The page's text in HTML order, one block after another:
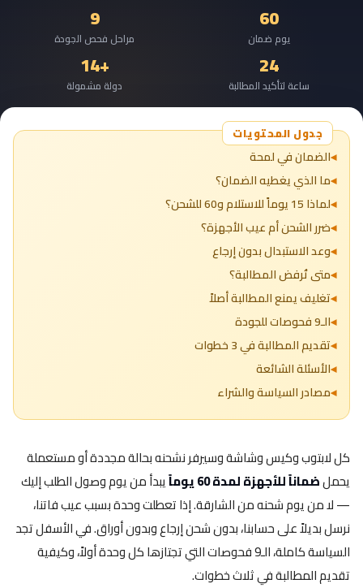
60
يوم ضمان
9
مراحل فحص الجودة
24
ساعة لتأكيد المطالبة
+14
دولة مشمولة
الضمان في لمحة
ما الذي يغطيه الضمان؟
لماذا 15 يوماً للاستلام و60 للشحن؟
ضرر الشحن أم عيب الأجهزة؟
وعد الاستبدال بدون إرجاع
متى تُرفض المطالبة؟
تغليف يمنع المطالبة أصلاً
الـ9 فحوصات للجودة
تقديم المطالبة في 3 خطوات
الأسئلة الشائعة
مصادر السياسة والشراء
كل لابتوب وكيس وشاشة وسيرفر نشحنه بحالة مجددة أو مستعملة
يحملضماناً للأجهزة لمدة 60 يوماً
يبدأ من يوم وصول الطلب إليك
— لا من يوم شحنه من الشارقة. إذا تعطلت وحدة بسبب عيب فاتنا،
نرسل بديلاً على حسابنا، بدون شحن إرجاع وبدون أوراق. في الأسفل تجد
السياسة كاملة، الـ9 فحوصات التي تجتازها كل وحدة أولاً، وكيفية
تقديم المطالبة في ثلاث خطوات.